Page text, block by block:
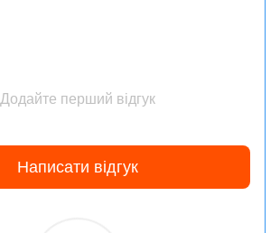
Додайте перший відгук
Написати відгук